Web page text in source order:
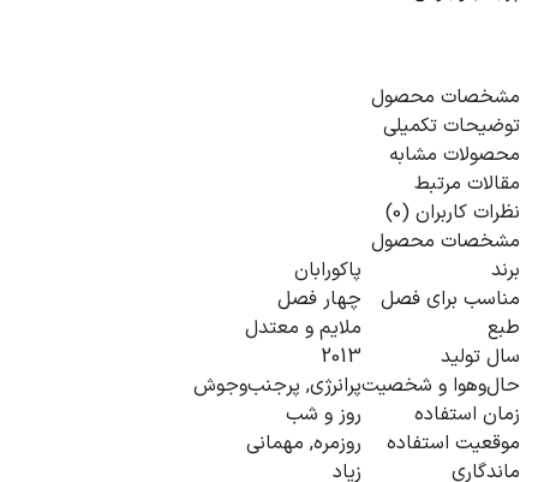
مشخصات محصول
توضیحات تکمیلی
محصولات مشابه
مقالات مرتبط
نظرات کاربران (0)
مشخصات محصول
برند
پاکورابان
مناسب برای فصل
چهار فصل
طبع
ملایم و معتدل
سال تولید
2013
حال‌و‌هوا و شخصیتپرانرژی, پرجنب‌وجوش
زمان استفاده
روز و شب
موقعیت استفاده
روزمره, مهمانی
ماندگاری
زیاد